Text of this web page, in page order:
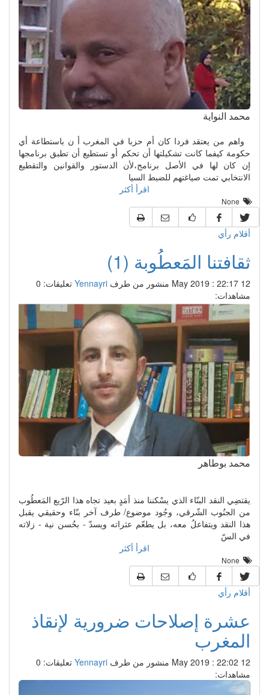
محمد النواية
واهم من يعتقد فردا كان أم حزبا في المغرب أ ن باستطاعة أي
حكومة كيفما كانت تشكيلتها أن تحكم أو تستطيع أن تطبق برنامجها
إن كان لها في الأصل برنامج،لأن الدستور والقوانين والتقطيع
الانتخابي تمت صياغتهم للضبط السيا
اقرأ أكثر
أقلام رأي
ثقافتنا المَعطُوبة (1)‎
12 May 2019 : 22:17 منشور من طرف Yennayri تعليقات: 0
مشاهدات:
محمد بوطاهر
يقتضِي النقد البنّاء الذي يسْكننا منذ أمَدٍ بعيد تجاه هذا الرّبع المَعطُوب
من الجنُوب الشّرقي، وجُود موضوع/ طرف آخر بنّاء وحقيقي يقبل
هذا النقد ويتفاعلُ معه، بل يطعّم عثراته ويسدّ - بحُسن نية - زلاته
في السّ
اقرأ أكثر
أقلام رأي
عشرة إصلاحات ضرورية لإنقاذ
المغرب
12 May 2019 : 22:02 منشور من طرف Yennayri تعليقات: 0
مشاهدات: